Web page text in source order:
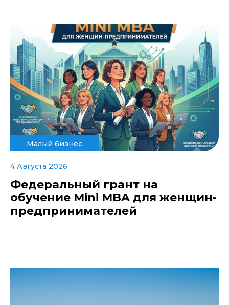
Малый бизнес
4 Августа 2026
Федеральный грант на
обучение Mini MBA для женщин-
предпринимателей